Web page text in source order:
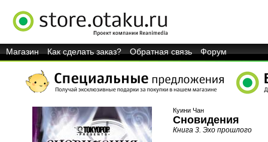
Магазин Как сделать заказ? Обратная связь Форум
Куини Чан
Сновидения
Книга 3. Эхо прошлого